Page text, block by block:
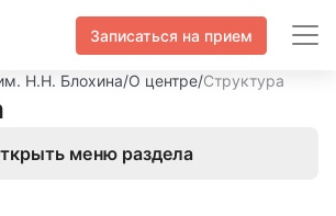
Записаться на прием
Н.Н. Блохина/О центре/Структура
меню раздела